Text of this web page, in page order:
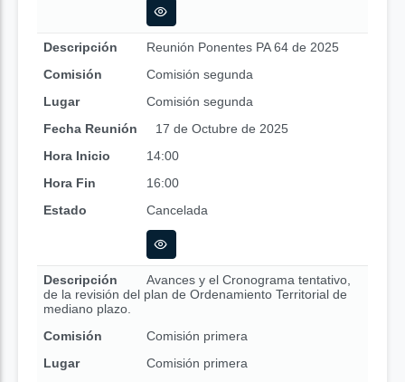
Descripción
Reunión Ponentes PA 64 de 2025
Comisión
Comisión segunda
Lugar
Comisión segunda
Fecha Reunión
17 de Octubre de 2025
Hora Inicio
14:00
Hora Fin
16:00
Estado
Cancelada
Descripción
Avances y el Cronograma tentativo,
de la revisión del plan de Ordenamiento Territorial de
mediano plazo.
Comisión
Comisión primera
Lugar
Comisión primera